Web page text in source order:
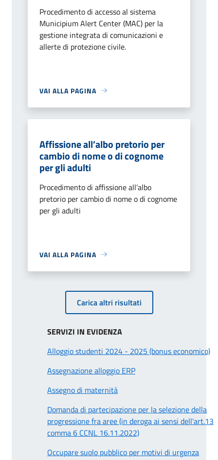
Procedimento di accesso al sistema
Municipium Alert Center (MAC) per la
gestione integrata di comunicazioni e
allerte di protezione civile.
VAI ALLA PAGINA
Affissione all’albo pretorio per
cambio di nome o di cognome
per gli adulti
Procedimento di affissione all’albo
pretorio per cambio di nome o di cognome
per gli adulti
VAI ALLA PAGINA
Carica altri risultati
SERVIZI IN EVIDENZA
Alloggio studenti 2024 - 2025 (bonus economico)
Assegnazione alloggio ERP
Assegno di maternità
Domanda di partecipazione per la selezione della
progressione fra aree (in deroga ai sensi dell'art.13
comma 6 CCNL 16.11.2022)
Occupare suolo pubblico per motivi di urgenza